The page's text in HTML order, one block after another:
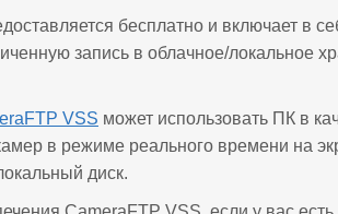
бесплатно и включает в
запись в облачное/локальное
VSS может использовать ПК в
в режиме реального времени на
диск.